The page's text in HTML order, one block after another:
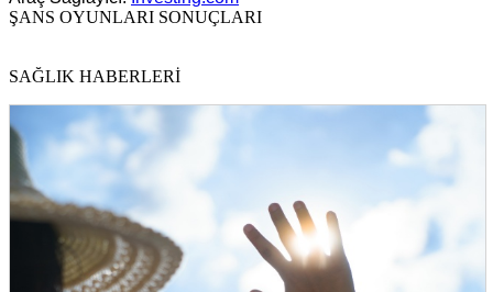
ŞANS OYUNLARI SONUÇLARI
SAĞLIK HABERLERİ